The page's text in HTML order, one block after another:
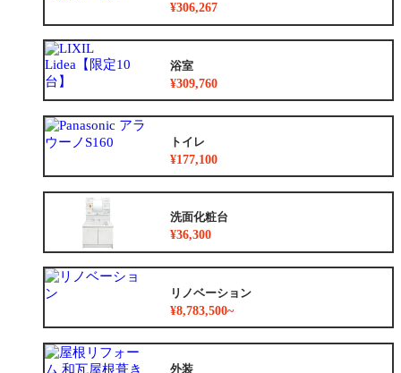
¥306,267
浴室
¥309,760
トイレ
¥177,100
洗面化粧台
¥36,300
リノベーション
¥8,783,500~
外装